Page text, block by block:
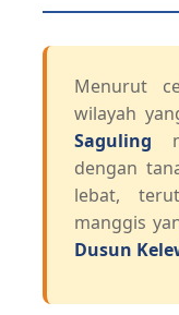
Menurut
wilayah
Saguling
dengan
lebat,
manggis
Dusun